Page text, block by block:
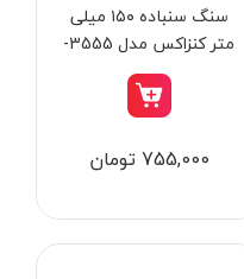
سنگ سنباده ۱۵۰ میلی
متر کنزاکس مدل 3555-
AS
755,000 تومان